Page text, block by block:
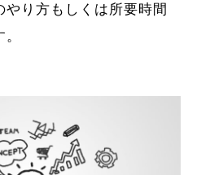
り方もしくは所要時間